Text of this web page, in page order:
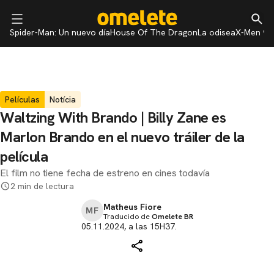
Spider-Man: Un nuevo díaHouse Of The DragonLa odiseaX-Men 97
Películas Notícia
Waltzing With Brando | Billy Zane es
Marlon Brando en el nuevo tráiler de la
película
El film no tiene fecha de estreno en cines todavía
2 min de lectura
MF Matheus Fiore
Traducido deOmelete BR
05.11.2024, a las 15H37.